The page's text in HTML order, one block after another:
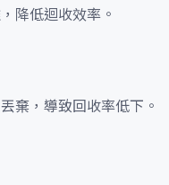
降低迴收效率。
棄，導致回收率低下。